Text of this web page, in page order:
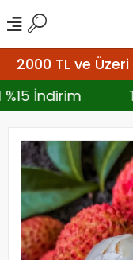
2000 TL ve
%15 İndirim